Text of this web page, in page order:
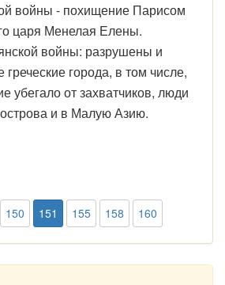
войны - похищение Парисом
царя Менелая Елены.
войны: разрушены и
города, в том числе,
убегало от захватчиков, люди
и в Малую Азию.
150 151 155 158 160